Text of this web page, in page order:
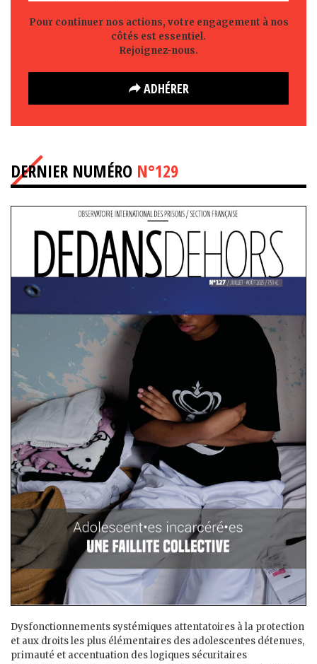
Pour continuer nos actions, votre engagement à nos
côtés est essentiel.
Rejoignez-nous.
ADHÉRER
DERNIER NUMÉRO N°129
Dysfonctionnements systémiques attentatoires à la protection
et aux droits les plus élémentaires des adolescent·es détenu·es,
primauté et accentuation des logiques sécuritaires